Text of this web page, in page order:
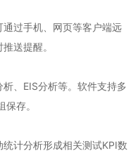
过手机、网页等客户端远
送提醒。
、EIS分析等。软件支持多
存。
计分析形成相关测试KPI数